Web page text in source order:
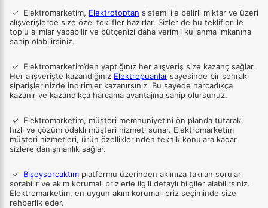
✓ Elektromarketim, Elektrotoptan sistemi ile belirli miktar ve üzeri
alışverişlerde size özel teklifler hazırlar. Sizler de bu teklifler ile
toplu alımlar yapabilir ve bütçenizi daha verimli kullanma imkanına
sahip olabilirsiniz.
✓ Elektromarketim’den yaptığınız her alışveriş size kazanç sağlar.
Her alışverişte kazandığınız Elektropuanlar sayesinde bir sonraki
siparişlerinizde indirimler kazanırsınız. Bu sayede harcadıkça
kazanır ve kazandıkça harcama avantajına sahip olursunuz.
✓ Elektromarketim, müşteri memnuniyetini ön planda tutarak,
hızlı ve çözüm odaklı müşteri hizmeti sunar. Elektromarketim
müşteri hizmetleri, ürün özelliklerinden teknik konulara kadar
sizlere danışmanlık sağlar.
✓ Bişeysorcaktım platformu üzerinden aklınıza takılan soruları
sorabilir ve akım korumalı prizlerle ilgili detaylı bilgiler alabilirsiniz.
Elektromarketim, en uygun akım korumalı priz seçiminde size
rehberlik eder.